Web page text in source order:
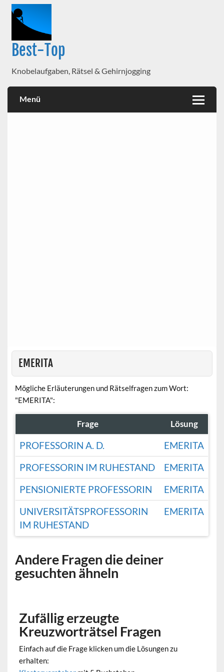
Best-Top
Knobelaufgaben, Rätsel & Gehirnjogging
Menü
EMERITA
Mögliche Erläuterungen und Rätselfragen zum Wort:
"EMERITA":
Frage Lösung
PROFESSORIN A. D.
EMERITA
PROFESSORIN IM RUHESTAND
EMERITA
PENSIONIERTE PROFESSORIN
EMERITA
UNIVERSITÄTSPROFESSORIN
IM RUHESTAND
EMERITA
Andere Fragen die deiner
gesuchten ähneln
Zufällig erzeugte
Kreuzworträtsel Fragen
Einfach auf die Frage klicken um die Lösungen zu
erhalten: